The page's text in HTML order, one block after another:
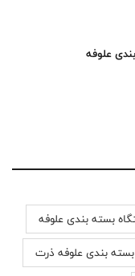
علوفه
بسته بندی علوفه
بسته بندی علوفه ذرت